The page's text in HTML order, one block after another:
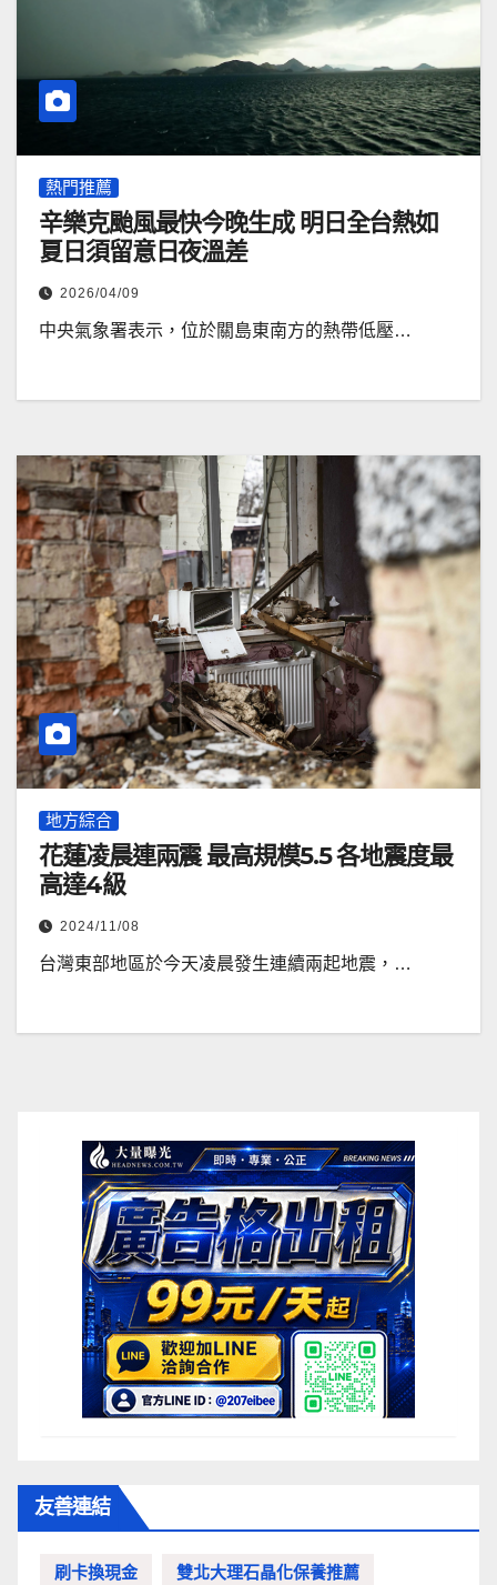
熱門推薦
辛樂克颱風最快今晚生成 明日全台熱如
夏日須留意日夜溫差
2026/04/09
中央氣象署表示，位於關島東南方的熱帶低壓…
地方綜合
花蓮凌晨連兩震 最高規模5.5 各地震度最
高達4級
2024/11/08
台灣東部地區於今天凌晨發生連續兩起地震，…
友善連結
刷卡換現金 雙北大理石晶化保養推薦